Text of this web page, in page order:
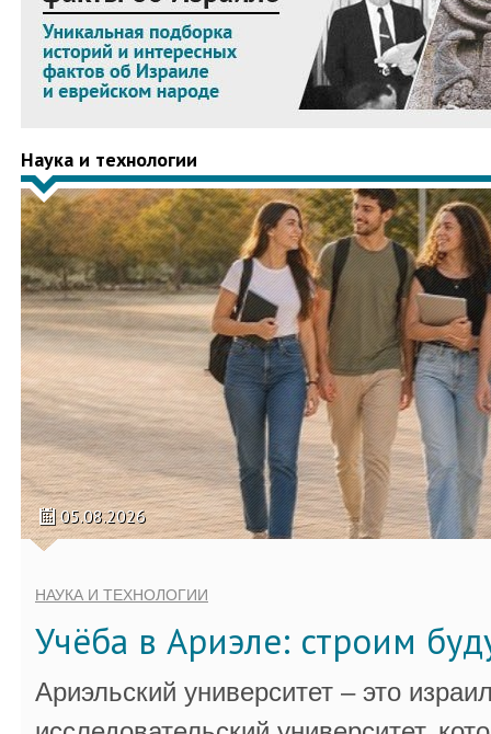
Наука и технологии
05.08.2026
НАУКА И ТЕХНОЛОГИИ
Учёба в Ариэле: строим
Ариэльский университет – это